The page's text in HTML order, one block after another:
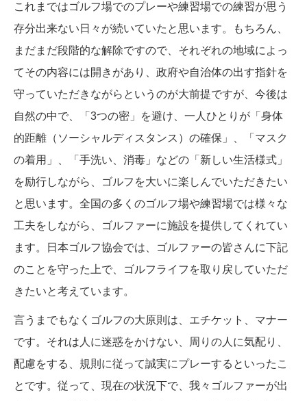
これまではゴルフ場でのプレーや練習場での練習が思う
存分出来ない日々が続いていたと思います。もちろん、
まだまだ段階的な解除ですので、それぞれの地域によっ
てその内容には開きがあり、政府や自治体の出す指針を
守っていただきながらというのが大前提ですが、今後は
自然の中で、「3つの密」を避け、一人ひとりが「身体
的距離（ソーシャルディスタンス）の確保」、「マスク
の着用」、「手洗い、消毒」などの「新しい生活様式」
を励行しながら、ゴルフを大いに楽しんでいただきたい
と思います。全国の多くのゴルフ場や練習場では様々な
工夫をしながら、ゴルファーに施設を提供してくれてい
ます。日本ゴルフ協会では、ゴルファーの皆さんに下記
のことを守った上で、ゴルフライフを取り戻していただ
きたいと考えています。
言うまでもなくゴルフの大原則は、エチケット、マナー
です。それは人に迷惑をかけない、周りの人に気配り、
配慮をする、規則に従って誠実にプレーするといったこ
とです。従って、現在の状況下で、我々ゴルファーが出